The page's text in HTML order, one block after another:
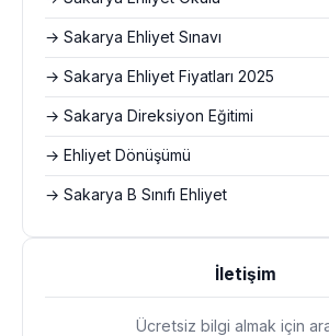
→ Sakarya Ehliyet Sınavı
→ Sakarya Ehliyet Fiyatları 2025
→ Sakarya Direksiyon Eğitimi
→ Ehliyet Dönüşümü
→ Sakarya B Sınıfı Ehliyet
İletişim
Ücretsiz bilgi almak için